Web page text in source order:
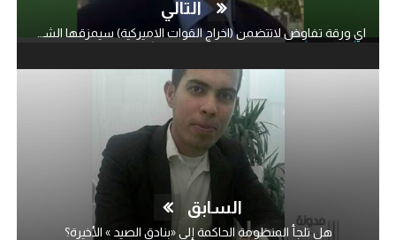
التالي
السابق
هل تلجأ المنظومة الحاكمة إلى «بنادق الصيد » الأخيرة؟